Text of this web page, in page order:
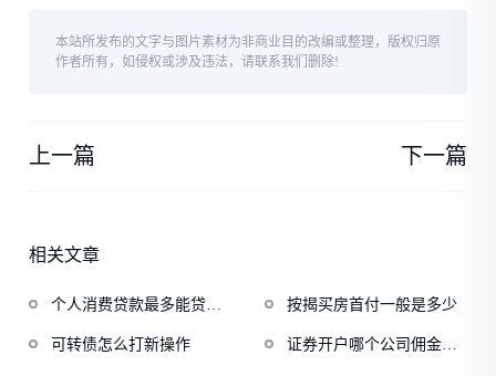
本站所发布的文字与图片素材为非商业目的改编或整理，版权归原
作者所有，如侵权或涉及违法，请联系我们删除!
上一篇 下一篇
相关文章
个人消费贷款最多能贷多
按揭买房首付一般是多少
可转债怎么打新操作
证券开户哪个公司佣金低